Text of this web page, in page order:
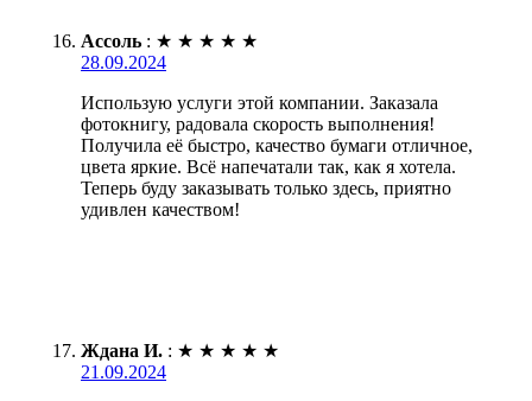
Ассоль : ★ ★ ★ ★ ★
28.09.2024
Использую услуги этой компании. Заказала
фотокнигу, радовала скорость выполнения!
Получила её быстро, качество бумаги отличное,
цвета яркие. Всё напечатали так, как я хотела.
Теперь буду заказывать только здесь, приятно
удивлен качеством!
Ждана И. : ★ ★ ★ ★ ★
21.09.2024